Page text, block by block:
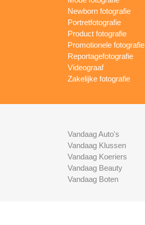
Newborn fotografie
Portretfotografie
Product fotografie
Promotionele fotografie
Reportagefotografie
Videograaf
Zakelijke fotografie
Vandaag Auto's
Vandaag Klussen
Vandaag Koeriers
Vandaag Beauty
Vandaag Boten